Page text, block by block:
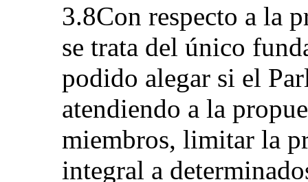
3.8Con respecto a la
se trata del único
podido alegar si el
atendiendo a la
miembros, limitar la
integral a